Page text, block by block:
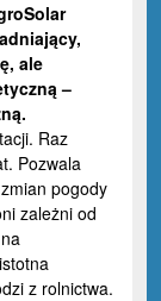
ale
–
Raz
Pozwala
pogody
zależni od
z rolnictwa.